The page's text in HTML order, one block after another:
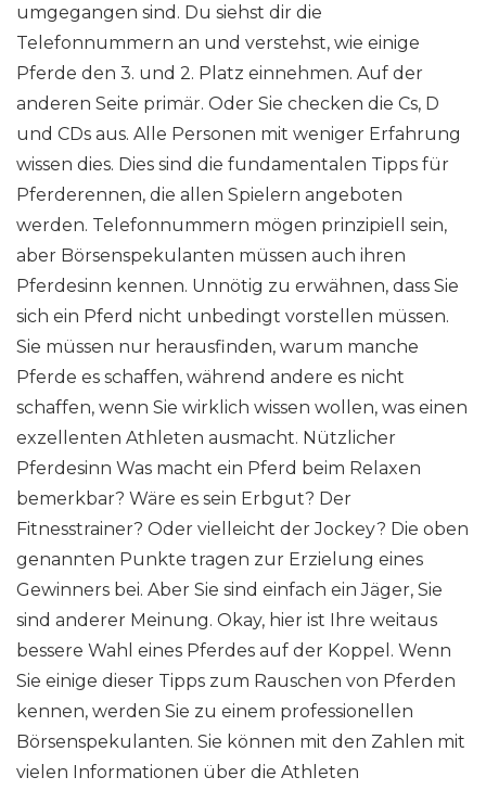
umgegangen sind. Du siehst dir die
Telefonnummern an und verstehst, wie einige
Pferde den 3. und 2. Platz einnehmen. Auf der
anderen Seite primär. Oder Sie checken die Cs, D
und CDs aus. Alle Personen mit weniger Erfahrung
wissen dies. Dies sind die fundamentalen Tipps für
Pferderennen, die allen Spielern angeboten
werden. Telefonnummern mögen prinzipiell sein,
aber Börsenspekulanten müssen auch ihren
Pferdesinn kennen. Unnötig zu erwähnen, dass Sie
sich ein Pferd nicht unbedingt vorstellen müssen.
Sie müssen nur herausfinden, warum manche
Pferde es schaffen, während andere es nicht
schaffen, wenn Sie wirklich wissen wollen, was einen
exzellenten Athleten ausmacht. Nützlicher
Pferdesinn Was macht ein Pferd beim Relaxen
bemerkbar? Wäre es sein Erbgut? Der
Fitnesstrainer? Oder vielleicht der Jockey? Die oben
genannten Punkte tragen zur Erzielung eines
Gewinners bei. Aber Sie sind einfach ein Jäger, Sie
sind anderer Meinung. Okay, hier ist Ihre weitaus
bessere Wahl eines Pferdes auf der Koppel. Wenn
Sie einige dieser Tipps zum Rauschen von Pferden
kennen, werden Sie zu einem professionellen
Börsenspekulanten. Sie können mit den Zahlen mit
vielen Informationen über die Athleten